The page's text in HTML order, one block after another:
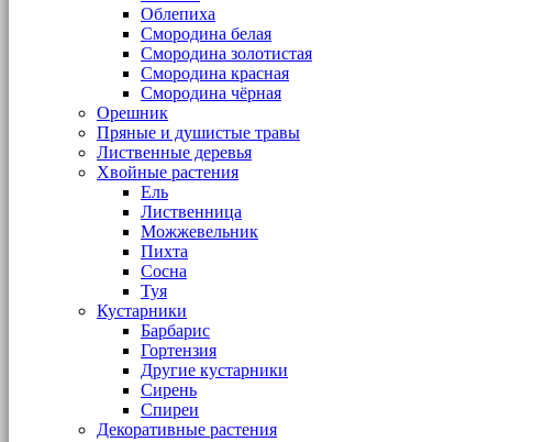
Облепиха
Смородина белая
Смородина золотистая
Смородина красная
Смородина чёрная
Орешник
Пряные и душистые травы
Лиственные деревья
Хвойные растения
Ель
Лиственница
Можжевельник
Пихта
Сосна
Туя
Кустарники
Барбарис
Гортензия
Другие кустарники
Сирень
Спиреи
Декоративные растения